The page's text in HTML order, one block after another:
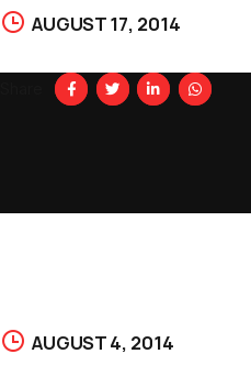
AUGUST 17, 2014
AUGUST 4, 2014